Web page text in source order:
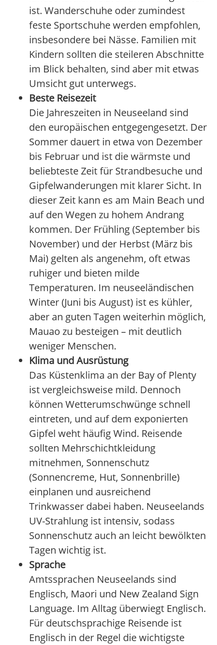
ist. Wanderschuhe oder zumindest
feste Sportschuhe werden empfohlen,
insbesondere bei Nässe. Familien mit
Kindern sollten die steileren Abschnitte
im Blick behalten, sind aber mit etwas
Umsicht gut unterwegs.
Beste Reisezeit
Die Jahreszeiten in Neuseeland sind
den europäischen entgegengesetzt. Der
Sommer dauert in etwa von Dezember
bis Februar und ist die wärmste und
beliebteste Zeit für Strandbesuche und
Gipfelwanderungen mit klarer Sicht. In
dieser Zeit kann es am Main Beach und
auf den Wegen zu hohem Andrang
kommen. Der Frühling (September bis
November) und der Herbst (März bis
Mai) gelten als angenehm, oft etwas
ruhiger und bieten milde
Temperaturen. Im neuseeländischen
Winter (Juni bis August) ist es kühler,
aber an guten Tagen weiterhin möglich,
Mauao zu besteigen – mit deutlich
weniger Menschen.
Klima und Ausrüstung
Das Küstenklima an der Bay of Plenty
ist vergleichsweise mild. Dennoch
können Wetterumschwünge schnell
eintreten, und auf dem exponierten
Gipfel weht häufig Wind. Reisende
sollten Mehrschichtkleidung
mitnehmen, Sonnenschutz
(Sonnencreme, Hut, Sonnenbrille)
einplanen und ausreichend
Trinkwasser dabei haben. Neuseelands
UV-Strahlung ist intensiv, sodass
Sonnenschutz auch an leicht bewölkten
Tagen wichtig ist.
Sprache
Amtssprachen Neuseelands sind
Englisch, Maori und New Zealand Sign
Language. Im Alltag überwiegt Englisch.
Für deutschsprachige Reisende ist
Englisch in der Regel die wichtigste